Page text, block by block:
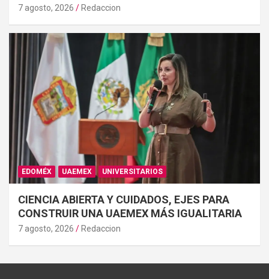
7 agosto, 2026 Redaccion
EDOMÉX UAEMEX UNIVERSITARIOS
CIENCIA ABIERTA Y CUIDADOS, EJES PARA
CONSTRUIR UNA UAEMEX MÁS IGUALITARIA
7 agosto, 2026 Redaccion